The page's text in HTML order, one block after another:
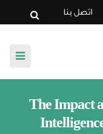
اتصل بنا
الرئيسيةThe Impact